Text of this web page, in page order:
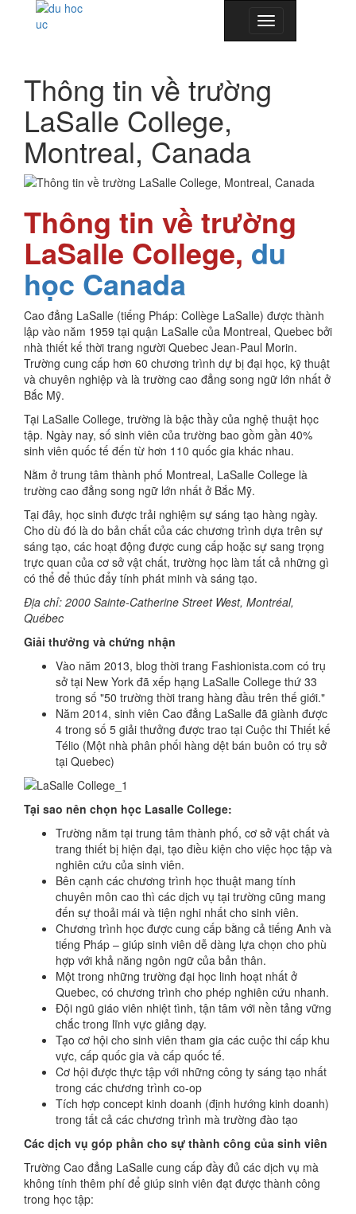
Toggle
navigation
Thông tin về trường
LaSalle College,
Montreal, Canada
Thông tin về trường
LaSalle College, du
học Canada
Cao đẳng LaSalle (tiếng Pháp: Collège LaSalle) được thành
lập vào năm 1959 tại quận LaSalle của Montreal, Quebec bởi
nhà thiết kế thời trang người Quebec Jean-Paul Morin.
Trường cung cấp hơn 60 chương trình dự bị đại học, kỹ thuật
và chuyên nghiệp và là trường cao đẳng song ngữ lớn nhất ở
Bắc Mỹ.
Tại LaSalle College, trường là bậc thầy của nghệ thuật học
tập. Ngày nay, số sinh viên của trường bao gồm gần 40%
sinh viên quốc tế đến từ hơn 110 quốc gia khác nhau.
Nằm ở trung tâm thành phố Montreal, LaSalle College là
trường cao đẳng song ngữ lớn nhất ở Bắc Mỹ.
Tại đây, học sinh được trải nghiệm sự sáng tạo hàng ngày.
Cho dù đó là do bản chất của các chương trình dựa trên sự
sáng tạo, các hoạt động được cung cấp hoặc sự sang trọng
trực quan của cơ sở vật chất, trường học làm tất cả những gì
có thể để thúc đẩy tính phát minh và sáng tạo.
Địa chỉ: 2000 Sainte-Catherine Street West, Montréal,
Québec
Giải thưởng và chứng nhận
Vào năm 2013, blog thời trang Fashionista.com có trụ
sở tại New York đã xếp hạng LaSalle College thứ 33
trong số "50 trường thời trang hàng đầu trên thế giới."
Năm 2014, sinh viên Cao đẳng LaSalle đã giành được
4 trong số 5 giải thưởng được trao tại Cuộc thi Thiết kế
Télio (Một nhà phân phối hàng dệt bán buôn có trụ sở
tại Quebec)
Tại sao nên chọn học Lasalle College:
Trường nằm tại trung tâm thành phố, cơ sở vật chất và
trang thiết bị hiện đại, tạo điều kiện cho việc học tập và
nghiên cứu của sinh viên.
Bên cạnh các chương trình học thuật mang tính
chuyên môn cao thì các dịch vụ tại trường cũng mang
đến sự thoải mái và tiện nghi nhất cho sinh viên.
Chương trình học được cung cấp bằng cả tiếng Anh và
tiếng Pháp – giúp sinh viên dễ dàng lựa chọn cho phù
hợp với khả năng ngôn ngữ của bản thân.
Một trong những trường đại học linh hoạt nhất ở
Quebec, có chương trình cho phép nghiên cứu nhanh.
Đội ngũ giáo viên nhiệt tình, tận tâm với nền tảng vững
chắc trong lĩnh vực giảng dạy.
Tạo cơ hội cho sinh viên tham gia các cuộc thi cấp khu
vực, cấp quốc gia và cấp quốc tế.
Cơ hội được thực tập với những công ty sáng tạo nhất
trong các chương trình co-op
Tích hợp concept kinh doanh (định hướng kinh doanh)
trong tất cả các chương trình mà trường đào tạo
Các dịch vụ góp phần cho sự thành công của sinh viên
Trường Cao đẳng LaSalle cung cấp đầy đủ các dịch vụ mà
không tính thêm phí để giúp sinh viên đạt được thành công
trong học tập: